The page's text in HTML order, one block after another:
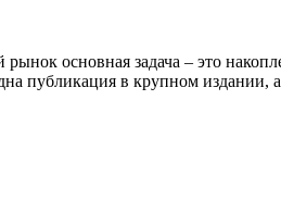
основная задача – это
публикация в крупном издании,